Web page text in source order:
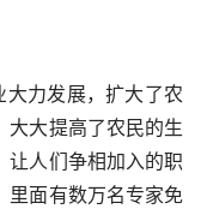
力发展，扩大了农
大大提高了农民的生
让人们争相加入的职
里面有数万名专家免